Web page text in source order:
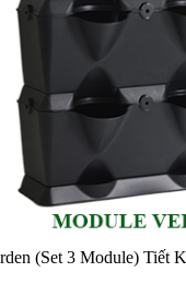
(Set 3 Module) Tiết